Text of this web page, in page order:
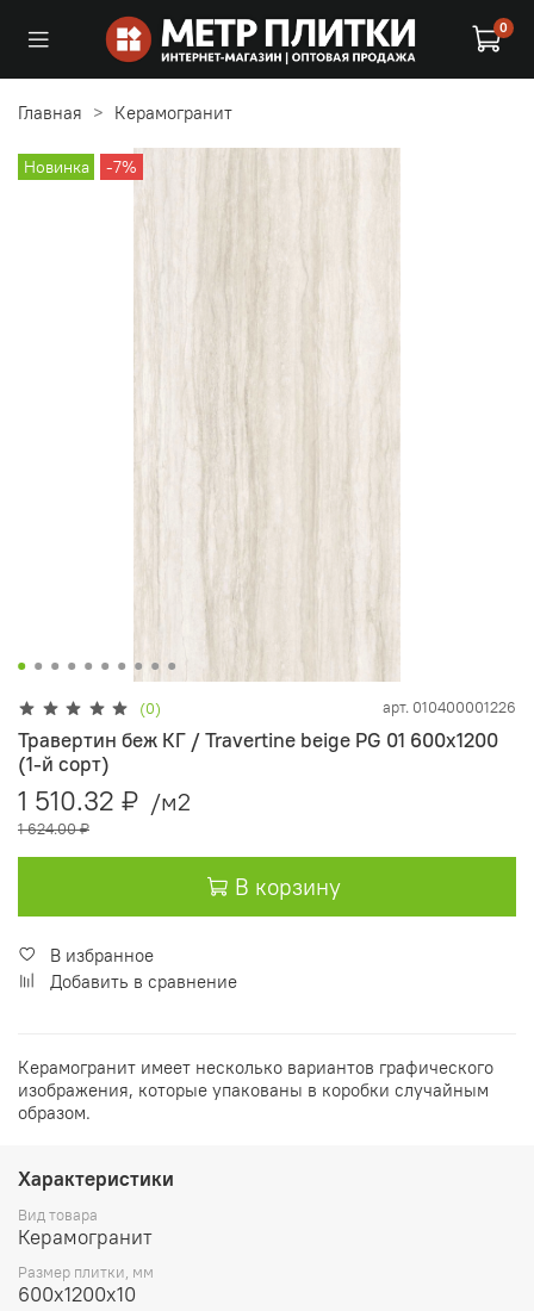
0
Главная Керамогранит
Новинка -7%
(0) арт. 010400001226
Травертин беж КГ / Travertine beige PG 01 600х1200
(1-й сорт)
1 510.32 ₽ /м2
1 624.00 ₽
В корзину
В избранное
Добавить в сравнение
Керамогранит имеет несколько вариантов графического
изображения, которые упакованы в коробки случайным
образом.
Характеристики
Вид товара
Керамогранит
Размер плитки, мм
600х1200х10